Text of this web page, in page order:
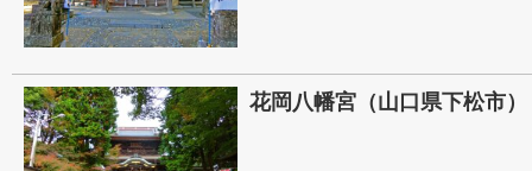
花岡八幡宮（山口県下松市）